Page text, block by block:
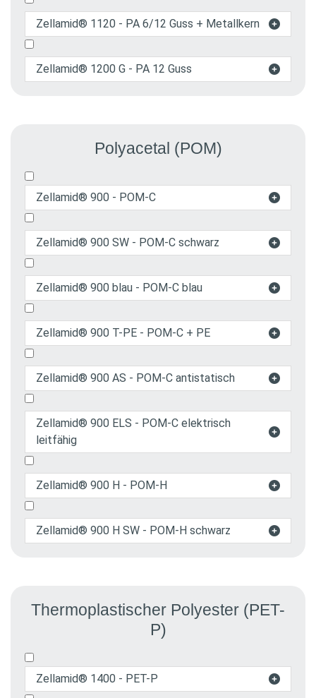
Zellamid® 1120 - PA 6/12 Guss + Metallkern 
Zellamid® 1200 G - PA 12 Guss 
Polyacetal (POM)
Zellamid® 900 - POM-C 
Zellamid® 900 SW - POM-C schwarz 
Zellamid® 900 blau - POM-C blau 
Zellamid® 900 T-PE - POM-C + PE 
Zellamid® 900 AS - POM-C antistatisch 
Zellamid® 900 ELS - POM-C elektrisch
leitfähig

Zellamid® 900 H - POM-H 
Zellamid® 900 H SW - POM-H schwarz 
Thermoplastischer Polyester (PET-
P)
Zellamid® 1400 - PET-P 